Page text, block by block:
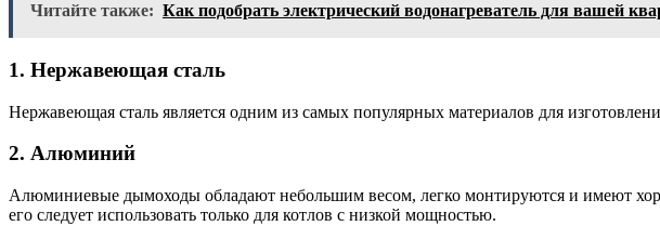
Читайте также: Как подобрать электрический водонагреватель для вашей
1. Нержавеющая сталь
Нержавеющая сталь является одним из самых популярных материалов для
2. Алюминий
Алюминиевые дымоходы обладают небольшим весом, легко монтируются и имеют
его следует использовать только для котлов с низкой мощностью.